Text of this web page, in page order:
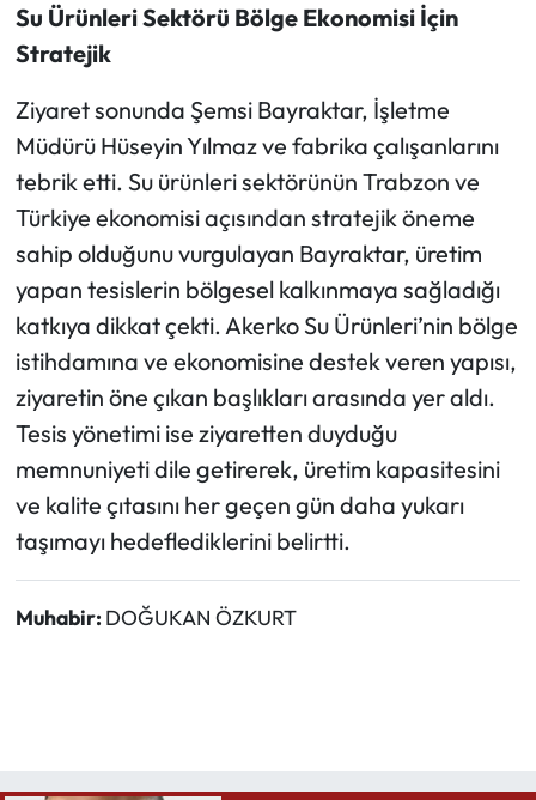
Su Ürünleri Sektörü Bölge Ekonomisi İçin
Stratejik
Ziyaret sonunda Şemsi Bayraktar, İşletme
Müdürü Hüseyin Yılmaz ve fabrika çalışanlarını
tebrik etti. Su ürünleri sektörünün Trabzon ve
Türkiye ekonomisi açısından stratejik öneme
sahip olduğunu vurgulayan Bayraktar, üretim
yapan tesislerin bölgesel kalkınmaya sağladığı
katkıya dikkat çekti. Akerko Su Ürünleri’nin bölge
istihdamına ve ekonomisine destek veren yapısı,
ziyaretin öne çıkan başlıkları arasında yer aldı.
Tesis yönetimi ise ziyaretten duyduğu
memnuniyeti dile getirerek, üretim kapasitesini
ve kalite çıtasını her geçen gün daha yukarı
taşımayı hedeflediklerini belirtti.
Muhabir: DOĞUKAN ÖZKURT